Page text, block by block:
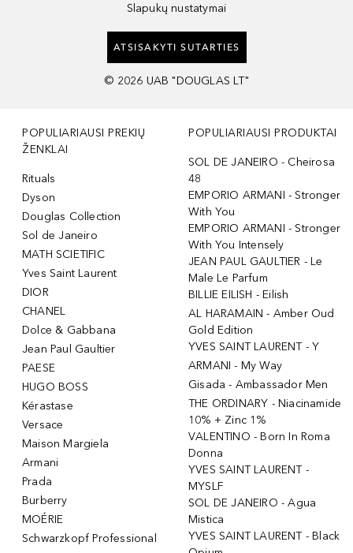
Slapukų nustatymai
ATSISAKYTI SUTARTIES
© 2026 UAB "DOUGLAS LT"
POPULIARIAUSI PREKIŲ
ŽENKLAI
Rituals
Dyson
Douglas Collection
Sol de Janeiro
MATH SCIETIFIC
Yves Saint Laurent
DIOR
CHANEL
Dolce & Gabbana
Jean Paul Gaultier
PAESE
HUGO BOSS
Kérastase
Versace
Maison Margiela
Armani
Prada
Burberry
MOÉRIE
Schwarzkopf Professional
POPULIARIAUSI PRODUKTAI
SOL DE JANEIRO - Cheirosa
48
EMPORIO ARMANI - Stronger
With You
EMPORIO ARMANI - Stronger
With You Intensely
JEAN PAUL GAULTIER - Le
Male Le Parfum
BILLIE EILISH - Eilish
AL HARAMAIN - Amber Oud
Gold Edition
YVES SAINT LAURENT - Y
ARMANI - My Way
Gisada - Ambassador Men
THE ORDINARY - Niacinamide
10% + Zinc 1%
VALENTINO - Born In Roma
Donna
YVES SAINT LAURENT -
MYSLF
SOL DE JANEIRO - Agua
Mistica
YVES SAINT LAURENT - Black